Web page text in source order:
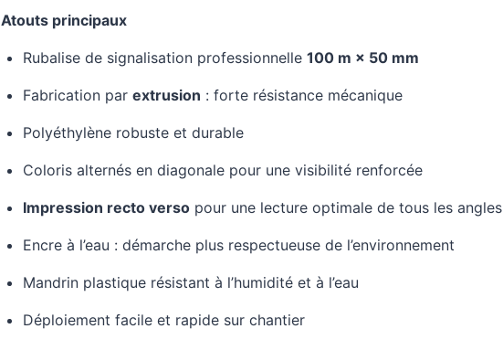
Atouts principaux
Rubalise de signalisation professionnelle 100 m × 50 mm
Fabrication par extrusion : forte résistance mécanique
Polyéthylène robuste et durable
Coloris alternés en diagonale pour une visibilité renforcée
Impression recto versopour une lecture optimale de tous les angles
Encre à l’eau : démarche plus respectueuse de l’environnement
Mandrin plastique résistant à l’humidité et à l’eau
Déploiement facile et rapide sur chantier